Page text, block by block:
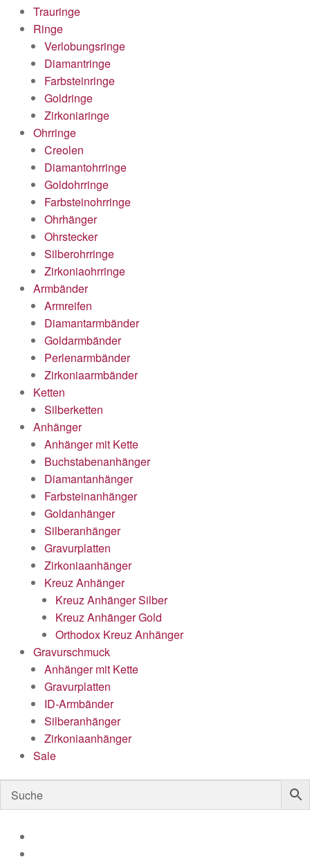
Trauringe
Ringe
Verlobungsringe
Diamantringe
Farbsteinringe
Goldringe
Zirkoniaringe
Ohrringe
Creolen
Diamantohrringe
Goldohrringe
Farbsteinohrringe
Ohrhänger
Ohrstecker
Silberohrringe
Zirkoniaohrringe
Armbänder
Armreifen
Diamantarmbänder
Goldarmbänder
Perlenarmbänder
Zirkoniaarmbänder
Ketten
Silberketten
Anhänger
Anhänger mit Kette
Buchstabenanhänger
Diamantanhänger
Farbsteinanhänger
Goldanhänger
Silberanhänger
Gravurplatten
Zirkoniaanhänger
Kreuz Anhänger
Kreuz Anhänger Silber
Kreuz Anhänger Gold
Orthodox Kreuz Anhänger
Gravurschmuck
Anhänger mit Kette
Gravurplatten
ID-Armbänder
Silberanhänger
Zirkoniaanhänger
Sale